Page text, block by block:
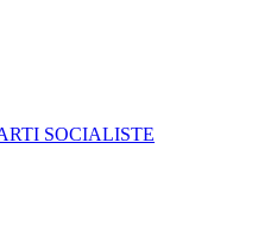
SOCIALISTE